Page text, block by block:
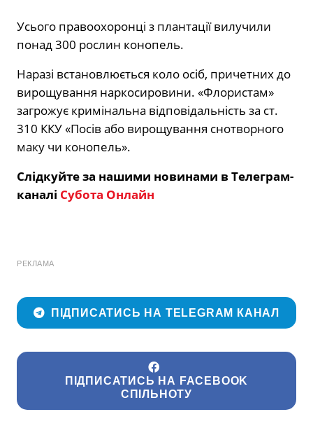
Усього правоохоронці з плантації вилучили
понад 300 рослин конопель.
Наразі встановлюється коло осіб, причетних до
вирощування наркосировини. «Флористам»
загрожує кримінальна відповідальність за ст.
310 ККУ «Посів або вирощування снотворного
маку чи конопель».
Слідкуйте за нашими новинами в Телеграм-
каналі Субота Онлайн
РЕКЛАМА
ПІДПИСАТИСЬ НА TELEGRAM КАНАЛ
ПІДПИСАТИСЬ НА FACEBOOK
СПІЛЬНОТУ